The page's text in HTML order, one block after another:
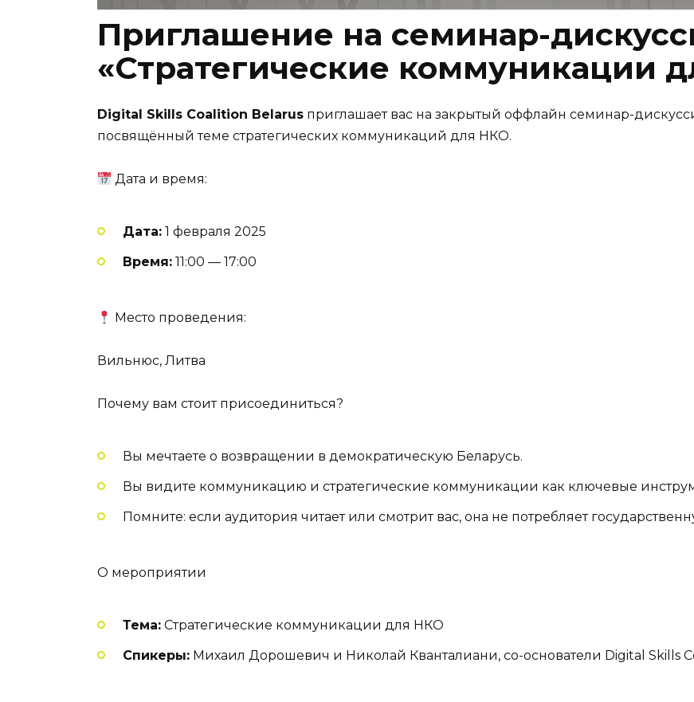
Приглашение на семинар-
«Стратегические коммуникации
Digital Skills Coalition Belarus приглашает вас на закрытый оффлайн семинар-
посвящённый теме стратегических коммуникаций для НКО.
Дата и время:
Дата: 1 февраля 2025
Время: 11:00 — 17:00
Место проведения:
Вильнюс, Литва
Почему вам стоит присоединиться?
Вы мечтаете о возвращении в демократическую Беларусь.
Вы видите коммуникацию и стратегические коммуникации как ключевые
Помните: если аудитория читает или смотрит вас, она не потребляет
О мероприятии
Тема: Стратегические коммуникации для НКО
Спикеры: Михаил Дорошевич и Николай Кванталиани, со-основатели Digital Skills